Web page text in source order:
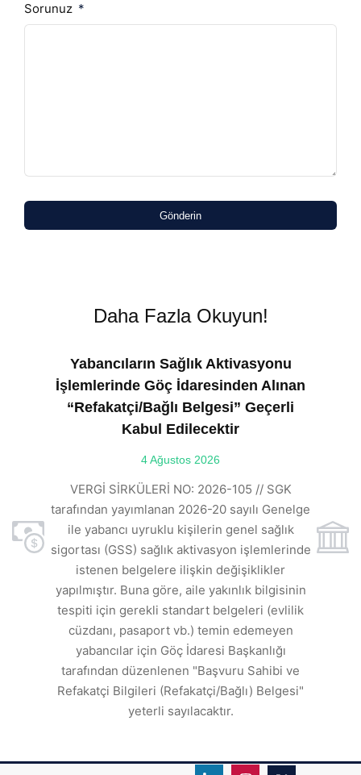
Sorunuz
Gönderin
Daha Fazla Okuyun!
Yabancıların Sağlık Aktivasyonu
İşlemlerinde Göç İdaresinden Alınan
“Refakatçi/Bağlı Belgesi” Geçerli
Kabul Edilecektir
4 Ağustos 2026
VERGİ SİRKÜLERİ NO: 2026-105 // SGK
tarafından yayımlanan 2026-20 sayılı Genelge
ile yabancı uyruklu kişilerin genel sağlık
sigortası (GSS) sağlık aktivasyon işlemlerinde
istenen belgelere ilişkin değişiklikler
yapılmıştır. Buna göre, aile yakınlık bilgisinin
tespiti için gerekli standart belgeleri (evlilik
cüzdanı, pasaport vb.) temin edemeyen
yabancılar için Göç İdaresi Başkanlığı
tarafından düzenlenen "Başvuru Sahibi ve
Refakatçi Bilgileri (Refakatçi/Bağlı) Belgesi"
yeterli sayılacaktır.